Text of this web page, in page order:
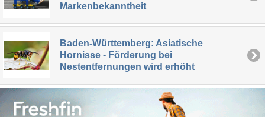
Markenbekanntheit
Baden-Württemberg: Asiatische
Hornisse - Förderung bei
Nestentfernungen wird erhöht